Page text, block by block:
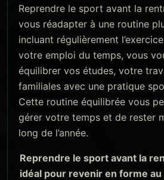
Reprendre le sport avant la
vous réadapter à une routine
incluant régulièrement
votre emploi du temps, vous
équilibrer vos études, votre
familiales avec une pratique
Cette routine équilibrée vous
gérer votre temps et de rester
long de l’année.
Reprendre le sport avant la
idéal pour revenir en forme au